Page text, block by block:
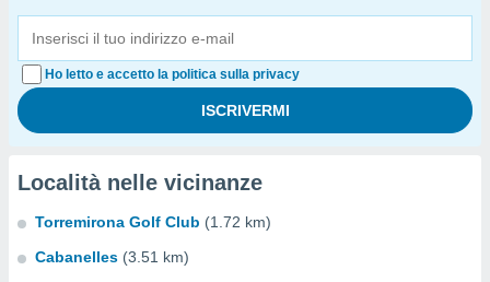
Ho letto e accetto la politica sulla privacy
Località nelle vicinanze
Torremirona Golf Club (1.72 km)
Cabanelles (3.51 km)